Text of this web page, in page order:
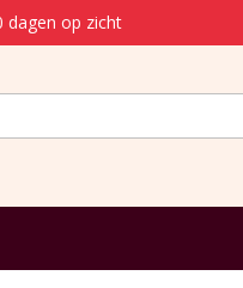
dagen op zicht